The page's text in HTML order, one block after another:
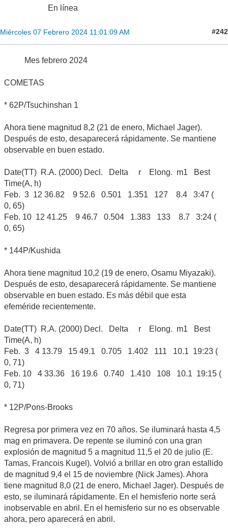
En línea
Miércoles 07 Febrero 2024 11:01:09 AM #242
Mes febrero 2024
COMETAS
* 62P/Tsuchinshan 1
Ahora tiene magnitud 8,2 (21 de enero, Michael Jager).
Después de esto, desaparecerá rápidamente. Se mantiene
observable en buen estado.
Date(TT) R.A. (2000) Decl. Delta r Elong. m1 Best
Time(A, h)
Feb. 3 12 36.82 9 52.6 0.501 1.351 127 8.4 3:47 (
0, 65)
Feb. 10 12 41.25 9 46.7 0.504 1.383 133 8.7 3:24 (
0, 65)
* 144P/Kushida
Ahora tiene magnitud 10,2 (19 de enero, Osamu Miyazaki).
Después de esto, desaparecerá rápidamente. Se mantiene
observable en buen estado. Es más débil que esta
efeméride recientemente.
Date(TT) R.A. (2000) Decl. Delta r Elong. m1 Best
Time(A, h)
Feb. 3 4 13.79 15 49.1 0.705 1.402 111 10.1 19:23 (
0, 71)
Feb. 10 4 33.36 16 19.6 0.740 1.410 108 10.1 19:15 (
0, 71)
* 12P/Pons-Brooks
Regresa por primera vez en 70 años. Se iluminará hasta 4,5
mag en primavera. De repente se iluminó con una gran
explosión de magnitud 5 a magnitud 11,5 el 20 de julio (E.
Tamas, Francois Kugel). Volvió a brillar en otro gran estallido
de magnitud 9,4 el 15 de noviembre (Nick James). Ahora
tiene magnitud 8,0 (21 de enero, Michael Jager). Después de
esto, se iluminará rápidamente. En el hemisferio norte será
inobservable en abril. En el hemisferio sur no es observable
ahora, pero aparecerá en abril.